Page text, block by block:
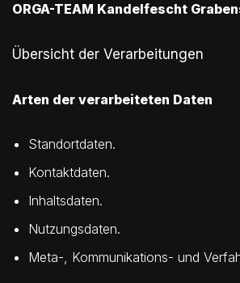
ORGA-TEAM Kandelfescht
Übersicht der Verarbeitungen
Arten der verarbeiteten Daten
Standortdaten.
Kontaktdaten.
Inhaltsdaten.
Nutzungsdaten.
Meta-, Kommunikations- und